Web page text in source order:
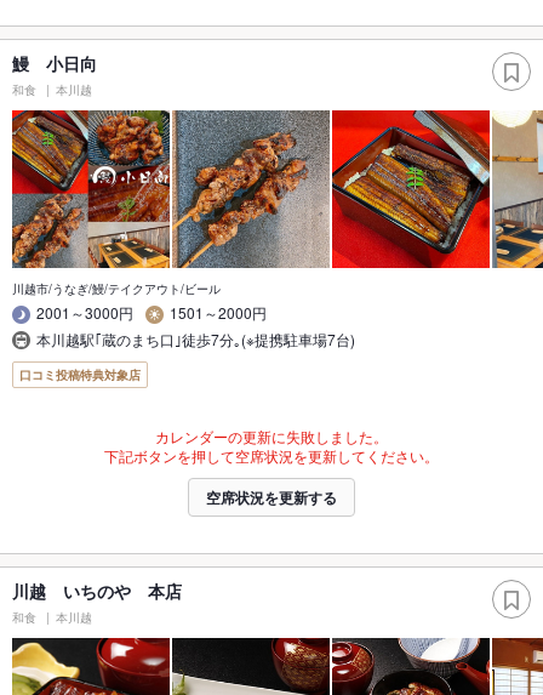
鰻 小日向
和食 本川越
川越市/うなぎ/鰻/テイクアウト/ビール
2001～3000円
1501～2000円
本川越駅｢蔵のまち口｣徒歩7分｡(※提携駐車場7台)
口コミ投稿特典対象店
カレンダーの更新に失敗しました。
下記ボタンを押して空席状況を更新してください。
空席状況を更新する
川越 いちのや 本店
和食 本川越